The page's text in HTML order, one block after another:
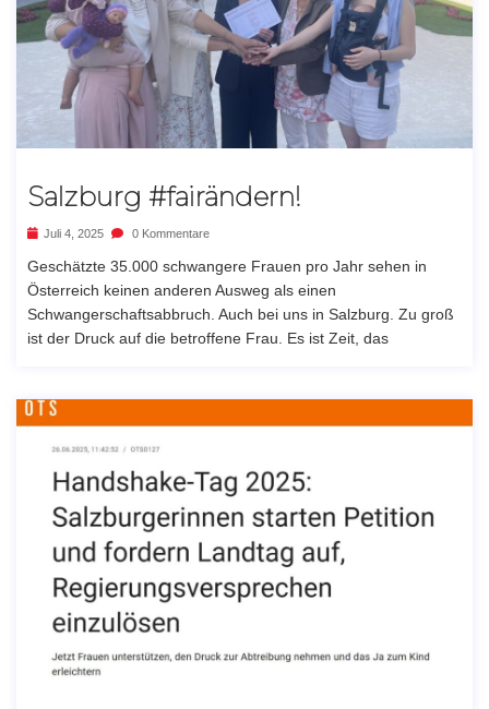
Salzburg #fairändern!
Juli 4, 2025 0 Kommentare
Geschätzte 35.000 schwangere Frauen pro Jahr sehen in
Österreich keinen anderen Ausweg als einen
Schwangerschaftsabbruch. Auch bei uns in Salzburg. Zu groß
ist der Druck auf die betroffene Frau. Es ist Zeit, das